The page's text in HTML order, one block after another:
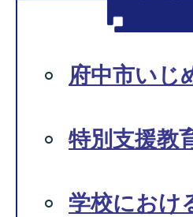
府中市いじ
特別支援教
学校におけ